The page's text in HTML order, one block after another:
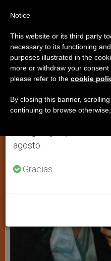
TESTIMONIOS
Aviso
Del 27 de julio al 7 de
anual, aprovechando
se generan menos
agosto.
Gracias.
Notice
This website or its third party
necessary to its functioning
purposes illustrated in the
more or withdraw your
please refer to the cookie
By closing this banner,
continuing to browse